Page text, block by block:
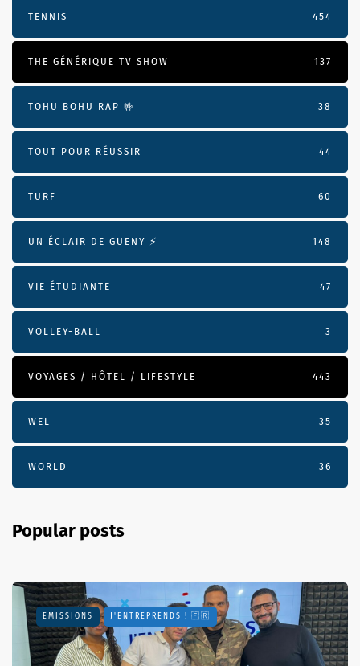
TENNIS 454
THE GÉNÉRIQUE TV SHOW 137
TOHU BOHU RAP 🤟 38
TOUT POUR RÉUSSIR 44
TURF 60
UN ÉCLAIR DE GUENY ⚡️ 148
VIE ÉTUDIANTE 47
VOLLEY-BALL 3
VOYAGES / HÔTEL / LIFESTYLE 443
WEL 35
WORLD 36
Popular posts
EMISSIONS J'ENTREPRENDS ! 🇫🇷